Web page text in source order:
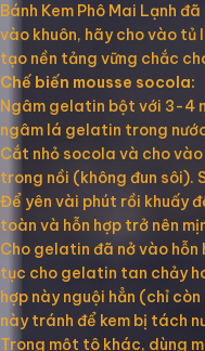
Bánh Kem Phô Mai Lạnh
vào khuôn, hãy cho vào tủ
tạo nền tảng vững chắc
Chế biến mousse socola:
Ngâm gelatin bột với 3-4
ngâm lá gelatin trong
Cắt nhỏ socola và cho
trong nồi (không đun sôi).
Để yên vài phút rồi khuấy
toàn và hỗn hợp trở nên
Cho gelatin đã nở vào hỗn
tục cho gelatin tan chảy
hợp này nguội hẳn (chỉ
này tránh để kem bị tách
Trong một tô khác, dùng